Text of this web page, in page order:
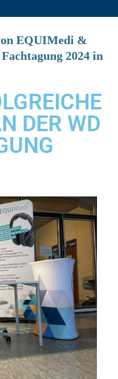
EQUIMedi &
2024 in
DER WD